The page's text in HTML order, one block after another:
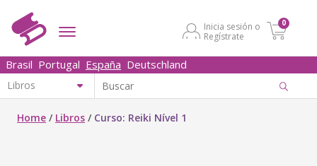
Inicia sesión o
Regístrate
0
Brasil Portugal España Deutschland
Home / Libros / Curso: Reiki Nível 1